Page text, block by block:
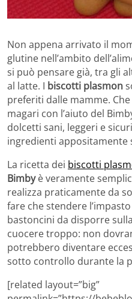
Non appena arrivato il
glutine nell’ambito
si può pensare già, tra gli
al latte. I biscotti plasmon
preferiti dalle mamme.
magari con l’aiuto del
dolcetti sani, leggeri e
ingredienti appositamente
La ricetta dei biscotti
Bimbyè veramente
realizza praticamente da
fare che stendere
bastoncini da disporre
cuocere troppo: non
potrebbero diventare
sotto controllo durante la
[related layout=”big”